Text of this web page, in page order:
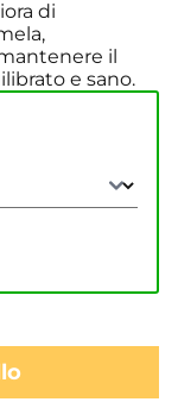
di
il
e sano.